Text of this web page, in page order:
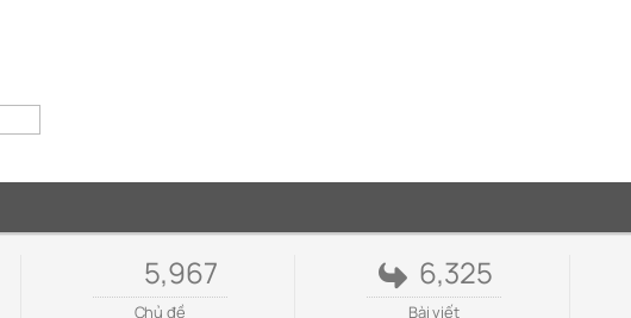
5,967
Chủ đề
6,325
Bài viết